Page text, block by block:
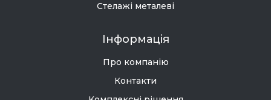
Стелажі металеві
Інформація
Про компанію
Контакти